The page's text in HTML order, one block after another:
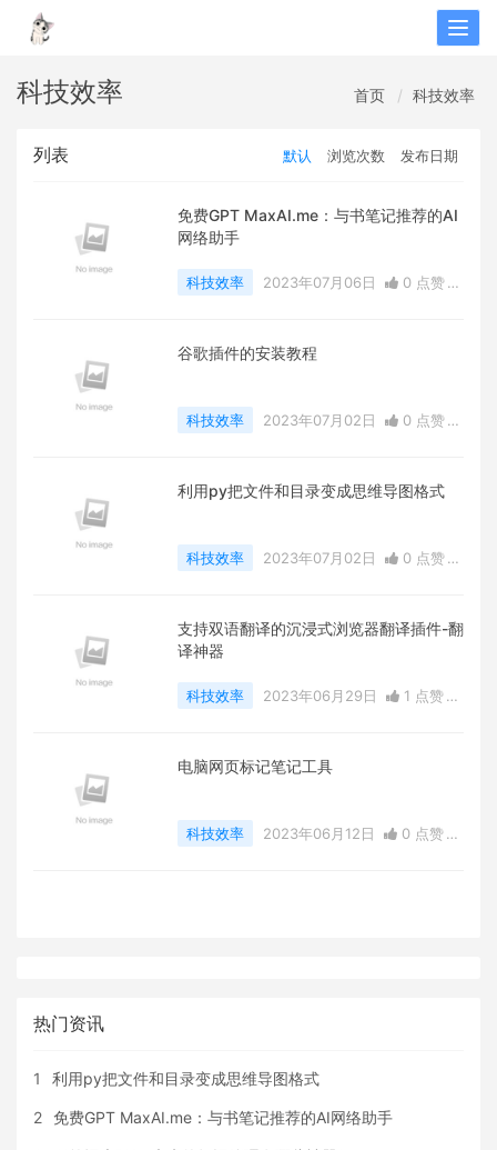
科技效率 首页 科技效率
列表 默认 浏览次数 发布日期
免费GPT MaxAI.me：与书笔记推荐的AI
网络助手
科技效率 2023年07月06日
0 点赞
谷歌插件的安装教程
科技效率 2023年07月02日
0 点赞
利用py把文件和目录变成思维导图格式
科技效率 2023年07月02日
0 点赞
支持双语翻译的沉浸式浏览器翻译插件-翻
译神器
科技效率 2023年06月29日
1 点赞
电脑网页标记笔记工具
科技效率 2023年06月12日
0 点赞
热门资讯
1 利用py把文件和目录变成思维导图格式
2 免费GPT MaxAI.me：与书笔记推荐的AI网络助手